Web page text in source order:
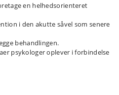
en helhedsorienteret
i den akutte såvel som senere
behandlingen.
psykologer oplever i forbindelse